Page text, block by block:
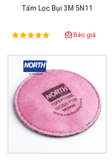
Tấm Lọc Bụi 3M 5N11
Rating:
100% Báo giá